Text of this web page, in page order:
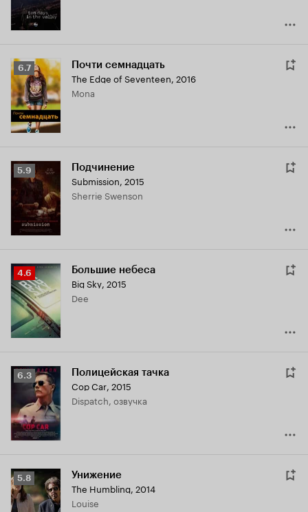
Рейтинг
Кинопоиска
6.7
6.7 Почти семнадцать
The Edge of Seventeen, 2016
Mona
Рейтинг
Кинопоиска
5.9
5.9 Подчинение
Submission, 2015
Sherrie Swenson
Рейтинг
Кинопоиска
4.6
4.6 Большие небеса
Big Sky, 2015
Dee
Рейтинг
Кинопоиска
6.3
6.3 Полицейская тачка
Cop Car, 2015
Dispatch, озвучка
Рейтинг
Кинопоиска
5.8
5.8 Унижение
The Humbling, 2014
Louise